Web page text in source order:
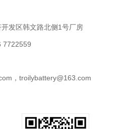
发区韩文路北侧1号厂房
7722559
，troilybattery@163.com